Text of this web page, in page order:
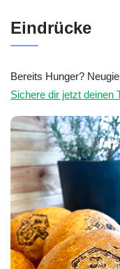
Eindrücke
Bereits Hunger?
Sichere dir jetzt deinen